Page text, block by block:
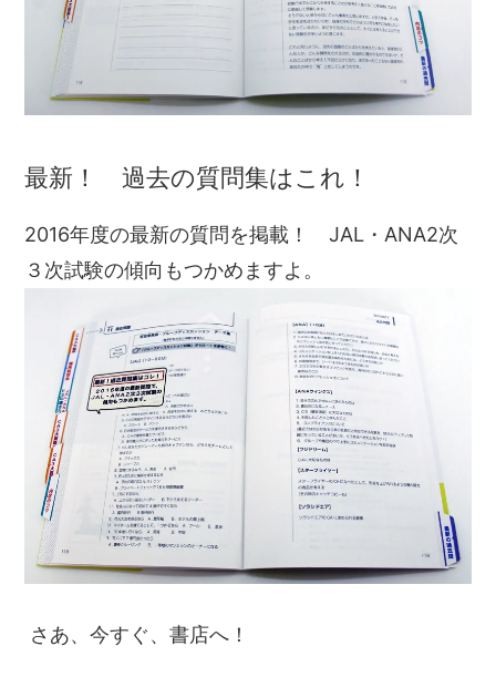
最新！ 過去の質問集はこれ！
2016年度の最新の質問を掲載！ JAL・ANA2次
３次試験の傾向もつかめますよ。
さあ、今すぐ、書店へ！